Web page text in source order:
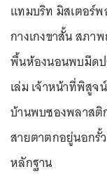
แทมบริท มิสเตอร์พ
กางเกงขาสั้น สภา
พื้นห้องนอนพบมีดป
เล่ม เจ้าหน้าที่พิสู
บ้านพบซองพลาสติก
สายตาตกอยู่นอกรั้ว
หลักฐาน